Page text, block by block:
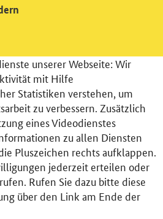
für Wirtschaft und Energie
Inhaltsverzeichnis
Datenschutz
und / oder
unserer Webseite: Wir
mit Hilfe
Statistiken verstehen, um
zu verbessern. Zusätzlich
eines Videodienstes
zu allen Diensten
Pluszeichen rechts aufklappen.
jederzeit erteilen oder
Rufen Sie dazu bitte diese
über den Link am Ende der